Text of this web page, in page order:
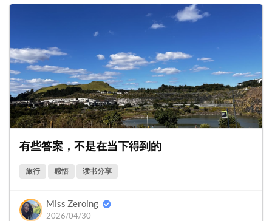
有些答案，不是在当下得到的
旅行 感悟 读书分享
Miss Zeroing
2026/04/30